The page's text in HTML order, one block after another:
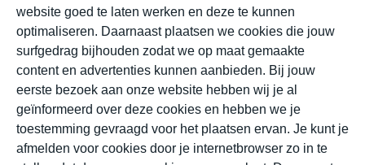
website goed te laten werken en deze te kunnen
optimaliseren. Daarnaast plaatsen we cookies die jouw
surfgedrag bijhouden zodat we op maat gemaakte
content en advertenties kunnen aanbieden. Bij jouw
eerste bezoek aan onze website hebben wij je al
geïnformeerd over deze cookies en hebben we je
toestemming gevraagd voor het plaatsen ervan. Je kunt je
afmelden voor cookies door je internetbrowser zo in te